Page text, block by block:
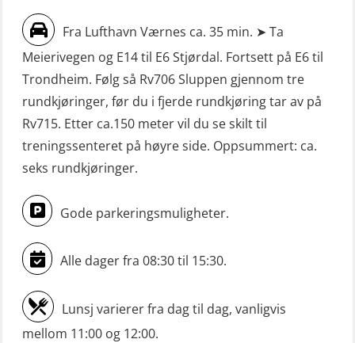
FF1200 (OSE1424)
Livbåtfører grunnkurs m/E-læring
FF1200 simulator (OSEBLE007)
Livbåtfører grunnkurs m/E-læring
FF48 og FF1000D (OSEBLE004)
Livbåtfører grunnkurs m/E-læring
Konvensjonell livbåt (OSEBLE005)
Livbåtfører konvensjonell livbåt –
grunnleggende (OSE135)
Livbåtfører konvensjonell repetisjon
(OSE1361)
Livbåtfører konvertering til FF48 inkl.
Sikkerhetskurs for ansatte på
oppdrettsanlegg (LBS100)
Sjøfolk med særskilte sikringsplikter
(MBS1191)
Ulykkesgransking – Webinar (LSP103)
VHF / SRC 2 dager (ORC104)
Videregående sikkerhetsopplæring
for skipsoffiserer (MBS100)
Fra Lufthavn Værnes ca. 35 min. ➤ Ta
Meierivegen og E14 til E6 Stjørdal. Fortsett på E6 til
Trondheim. Følg så Rv706 Sluppen gjennom tre
rundkjøringer, før du i fjerde rundkjøring tar av på
Rv715. Etter ca.150 meter vil du se skilt til
treningssenteret på høyre side. Oppsummert: ca.
seks rundkjøringer.
Gode parkeringsmuligheter.
Alle dager fra 08:30 til 15:30.
Lunsj varierer fra dag til dag, vanligvis
mellom 11:00 og 12:00.